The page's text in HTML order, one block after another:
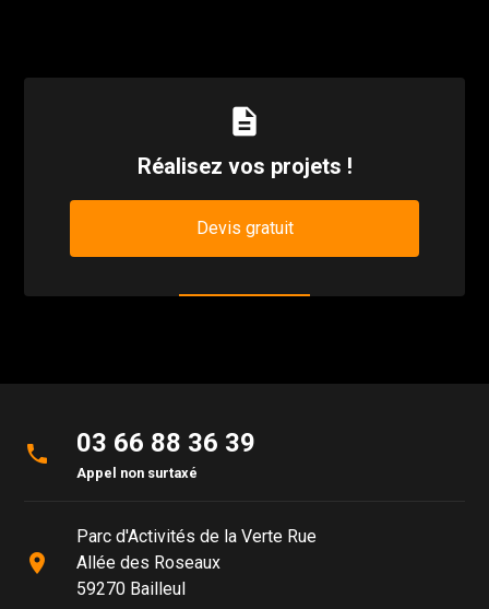
description
Réalisez vos projets !
Devis gratuit
phone 03 66 88 36 39
Appel non surtaxé
place
Parc d'Activités de la Verte Rue
Allée des Roseaux
59270 Bailleul